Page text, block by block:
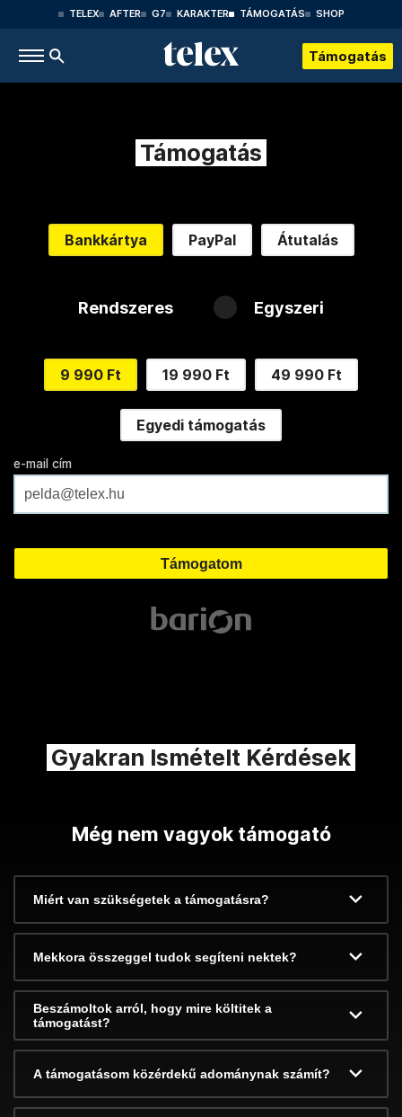
TELEX AFTER G7 KARAKTER TÁMOGATÁS SHOP
Támogatás
Támogatás
Bankkártya PayPal Átutalás
Rendszeres Egyszeri
9 990 Ft 19 990 Ft 49 990 Ft
Egyedi támogatás
e-mail cím
Gyakran Ismételt Kérdések
Még nem vagyok támogató
Miért van szükségetek a támogatásra?
Mekkora összeggel tudok segíteni nektek?
Beszámoltok arról, hogy mire költitek a
támogatást?
A támogatásom közérdekű adománynak számít?